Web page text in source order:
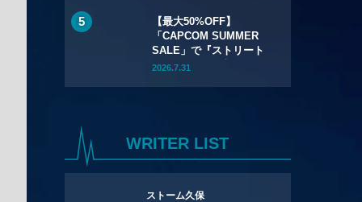
【最大50%OFF】
「CAPCOM SUMMER
SALE」で『ストリート
ファイター6』本編が
2026.7.31
WRITER LIST
ストーム久保